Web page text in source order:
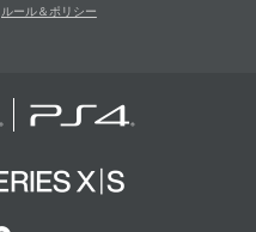
ルール＆ポリシー